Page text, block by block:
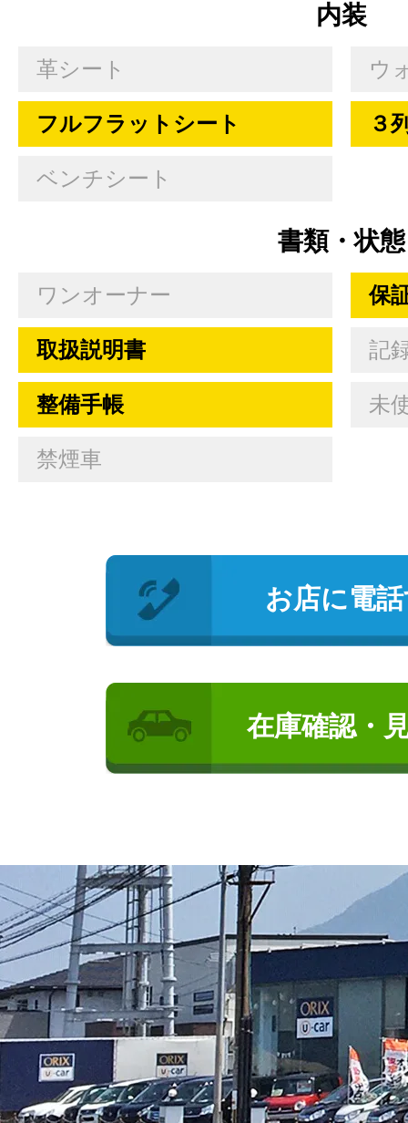
内装
革シート ウ
フルフラットシート ３
ベンチシート
書類・状態
ワンオーナー 保
取扱説明書 記
整備手帳 未
禁煙車
お店に電
在庫確認・